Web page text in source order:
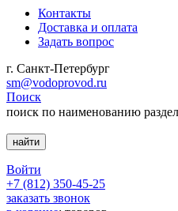
Контакты
Доставка и оплата
Задать вопрос
г. Санкт-Петербург
sm@vodoprovod.ru
Поиск
поиск по наименованию
Войти
+7 (812) 350-45-25
заказать звонок